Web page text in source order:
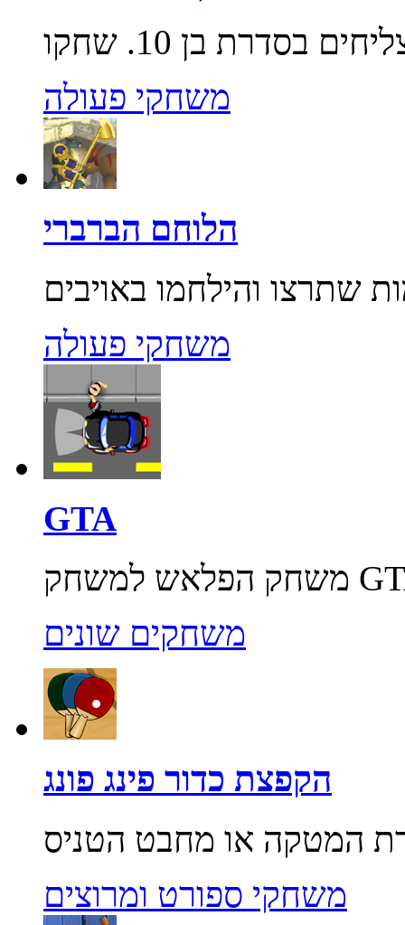
משחקי פעולה
הלוחם הברברי
משחקי פעולה
GTA
משחקים שונים
הקפצת כדור פינג פונג
משחקי ספורט ומרוצים